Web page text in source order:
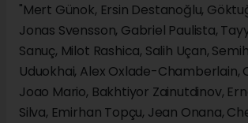
"Mert Günok, Ersin Destanoğlu,
Jonas Svensson, Gabriel Paulista,
Sanuç, Milot Rashica, Salih Uçan, Semih
Uduokhai, Alex Oxlade-Chamberlain,
Joao Mario, Bakhtiyor Zainutdinov,
Silva, Emirhan Topçu, Jean Onana,